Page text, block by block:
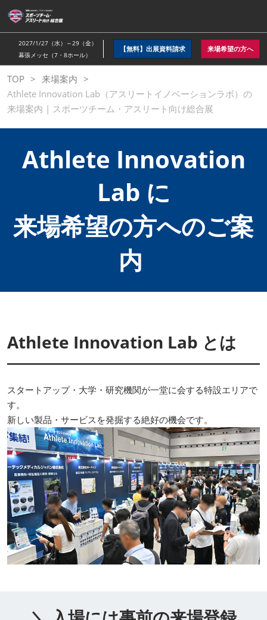
ス
キ
ッ
し
て
進
む
2027/1/27（水）～29（金）
幕張メッセ（7・8ホール）
【無料】出展資料請求 来場希望の方へ
TOP
来場案内
Athlete Innovation Lab（アスリートイノベーションラボ）の
来場案内 | スポーツチーム・アスリート向け総合展
Athlete Innovation
Lab に
来場希望の方へのご案
内
Athlete Innovation Lab とは
スタートアップ・大学・研究機関が一堂に会する特設エリアで
す。
新しい製品・サービスを発掘する絶好の機会です。